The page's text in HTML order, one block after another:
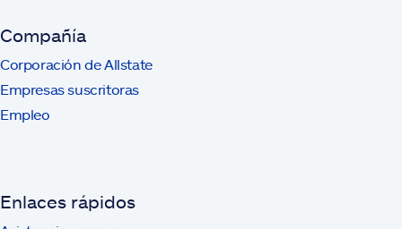
Compañía
Corporación de Allstate
Empresas suscritoras
Empleo
Enlaces rápidos